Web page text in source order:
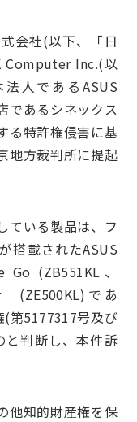
会社(以下、「日
Computer Inc.(以
人であるASUS
であるシネックス
る特許権侵害に基
地方裁判所に提起
ている製品は、フ
搭載されたASUS
(ZB551KL、
(ZE500KL)であ
(第5177317号及び
と判断し、本件訴
他知的財産権を保